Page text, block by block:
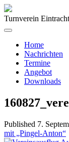
Turnverein
Home
Nachrichten
Termine
Angebot
Downloads
Published 7.
mit „Pingel-Anton“